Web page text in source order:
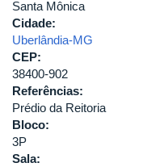
Santa Mônica
Cidade:
Uberlândia-MG
CEP:
38400-902
Referências:
Prédio da Reitoria
Bloco:
3P
Sala: